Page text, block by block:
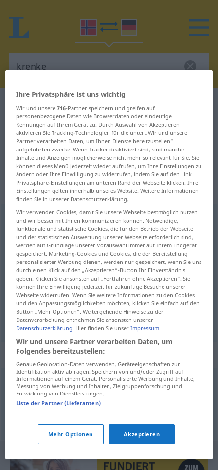
Norwegisch-Deutsch Übersetzung
für "krenke"
"krenke" Deutsch Übersetzung
„krenke“
krenke
Übersicht aller Übersetzungen
(Für mehr Details die Übersetzung anklicken/antippen)
kränken
kränken krenke
Synonyme für "krenke"
erte,forfølge,forulempe,irritere,mishandle, mobbe
pine,plage,sjenere,såre
© LibreOffice
Ihre Privatsphäre ist uns wichtig
Wir und unsere716-Partner speichern und greifen auf
personenbezogene Daten wie Browserdaten oder eindeutige
Kennungen auf Ihrem Gerät zu. Durch Auswahl von Akzeptieren
aktivieren Sie Tracking-Technologien für die unter „Wir und unsere
Partner verarbeiten Daten, um Ihnen Dienste bereitzustellen“
aufgeführten Zwecke. Wenn Tracker deaktiviert sind, sind manche
Inhalte und Anzeigen möglicherweise nicht mehr so relevant für Sie. Sie
können dieses Menü jederzeit wieder aufrufen, um Ihre Einstellungen zu
ändern oder Ihre Einwilligung zu widerrufen, indem Sie auf den Link
Privatsphäre-Einstellungen am unteren Rand der Webseite klicken. Ihre
Einstellungen gelten innerhalb unseres Website. Weitere Informationen
finden Sie in unserer Datenschutzerklärung.
Wir verwenden Cookies, damit Sie unsere Webseite bestmöglich nutzen
und wir besser mit Ihnen kommunizieren können. Notwendige,
funktionale und statistische Cookies, die für den Betrieb der Webseite
und der statistischen Auswertung unserer Webseite erforderlich sind,
werden auf Grundlage unserer Vorauswahl immer auf Ihrem Endgerät
gespeichert. Marketing-Cookies und Cookies, die der Bereitstellung
personalisierter Werbung dienen, werden nur gespeichert, wenn Sie uns
durch einen Klick auf den „Akzeptieren“-Button Ihr Einverständnis
geben. Klicken Sie ansonsten auf „Fortfahren ohne Akzeptieren“. Sie
können Ihre Einwilligung jederzeit für zukünftige Besuche unserer
Webseite widerrufen. Wenn Sie weitere Informationen zu den Cookies
und den Anpassungsmöglichkeiten möchten, klicken Sie einfach auf den
Button „Mehr Optionen“. Weitergehende Hinweise zu der
Datenverarbeitung entnehmen Sie ansonsten unserer
Datenschutzerklärung. Hier finden Sie unserImpressum.
Wir und unsere Partner verarbeiten Daten, um
Folgendes bereitzustellen:
Genaue Geolocation-Daten verwenden. Geräteeigenschaften zur
Identifikation aktiv abfragen. Speichern von und/oder Zugriff auf
Informationen auf einem Gerät. Personalisierte Werbung und Inhalte,
Messung von Werbung und Inhalten, Zielgruppenforschung und
Entwicklung von Dienstleistungen.
Liste der Partner (Lieferanten)
Mehr Optionen Akzeptieren